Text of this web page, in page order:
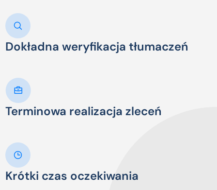
Dokładna weryfikacja tłumaczeń
Terminowa realizacja zleceń
Krótki czas oczekiwania